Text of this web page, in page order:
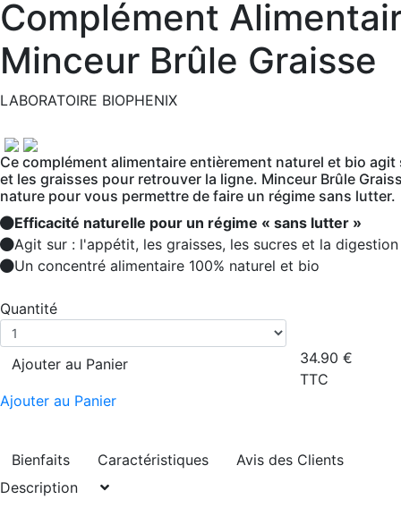
Complément
Minceur Brûle Graisse
LABORATOIRE BIOPHENIX
Ce complément alimentaire entièrement naturel et bio agit
et les graisses pour retrouver la ligne. Minceur Brûle
nature pour vous permettre de faire un régime sans lutter.
Efficacité naturelle pour un régime « sans lutter »
Agit sur : l'appétit, les graisses, les sucres et la digestion
Un concentré alimentaire 100% naturel et bio
Quantité
Ajouter au Panier
Ajouter au Panier
34.90 €
TTC
Bienfaits Caractéristiques
Avis des Clients
Description